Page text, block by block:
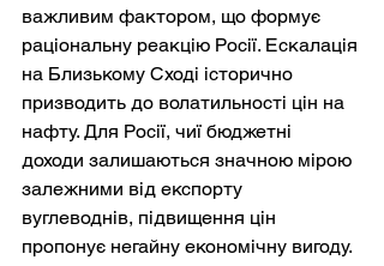
важливим фактором, що формує
раціональну реакцію Росії. Ескалація
на Близькому Сході історично
призводить до волатильності цін на
нафту. Для Росії, чиї бюджетні
доходи залишаються значною мірою
залежними від експорту
вуглеводнів, підвищення цін
пропонує негайну економічну вигоду.